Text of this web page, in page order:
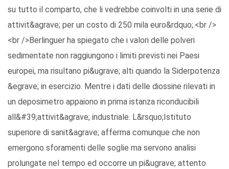
su tutto il comparto, che li vedrebbe coinvolti in una serie di
attivit&agrave; per un costo di 250 mila euro&rdquo;.<br />
<br />Berlinguer ha spiegato che i valori delle polveri
sedimentate non raggiungono i limiti previsti nei Paesi
europei, ma risultano pi&ugrave; alti quando la Siderpotenza
&egrave; in esercizio. Mentre i dati delle diossine rilevati in
un deposimetro appaiono in prima istanza riconducibili
all&#39;attivit&agrave; industriale. L&rsquo;Istituto
superiore di sanit&agrave; afferma comunque che non
emergono sforamenti delle soglie ma servono analisi
prolungate nel tempo ed occorre un pi&ugrave; attento